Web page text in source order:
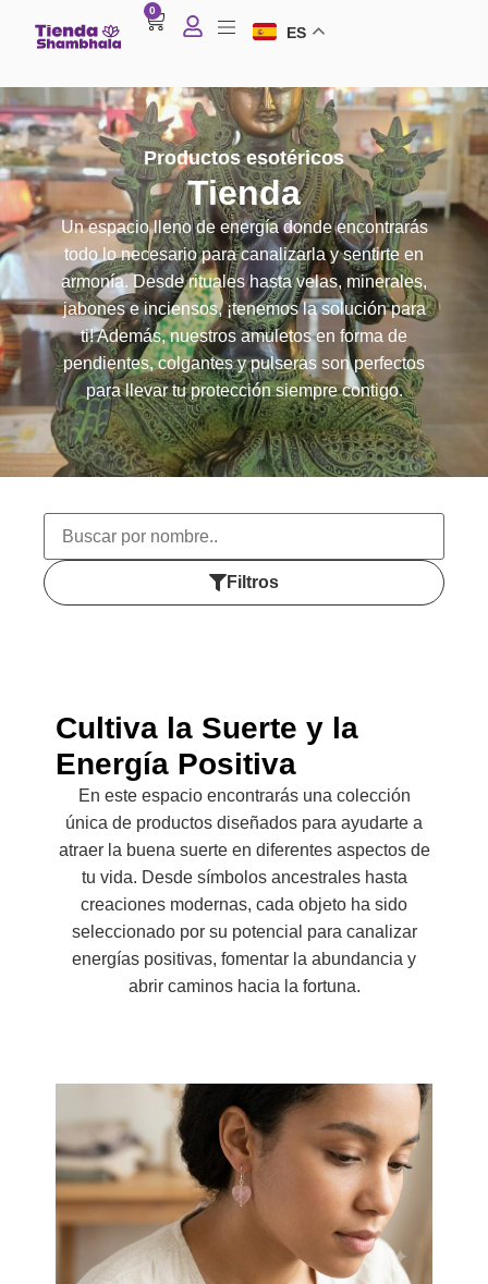
0
ES
Productos esotéricos
Tienda
Un espacio lleno de energía donde encontrarás
todo lo necesario para canalizarla y sentirte en
armonía. Desde rituales hasta velas, minerales,
jabones e inciensos, ¡tenemos la solución para
ti! Además, nuestros amuletos en forma de
pendientes, colgantes y pulseras son perfectos
para llevar tu protección siempre contigo.
Filtros
Cultiva la Suerte y la
Energía Positiva
En este espacio encontrarás una colección
única de productos diseñados para ayudarte a
atraer la buena suerte en diferentes aspectos de
tu vida. Desde símbolos ancestrales hasta
creaciones modernas, cada objeto ha sido
seleccionado por su potencial para canalizar
energías positivas, fomentar la abundancia y
abrir caminos hacia la fortuna.